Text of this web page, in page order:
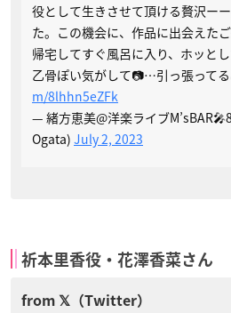
役として生きさせて頂ける贅沢ー
た。この機会に、作品に出会えた
帰宅してすぐ風呂に入り、ホッと
乙骨ぽい気がして📷…引っ張って
m/8lhhn5eZFk
— 緒方恵美@洋楽ライブ
Ogata) July 2, 2023
祈本里香役・花澤香菜さん